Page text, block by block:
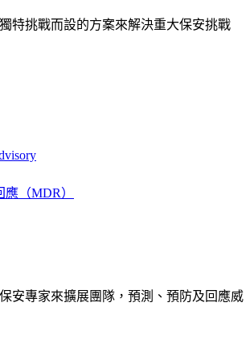
特挑戰而設的方案來解決重大保安挑戰
（MDR）
安專家來擴展團隊，預測、預防及回應威